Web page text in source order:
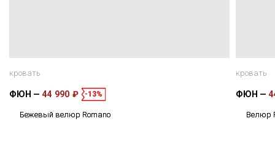
кровать
ФЮН 44 990 ₽ -13%
Бежевый велюр Romano
кровать
ФЮН
Велюр